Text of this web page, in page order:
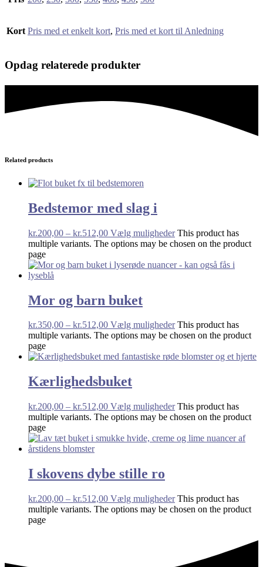
Kort Pris med et enkelt kort, Pris med et kort til Anledning
Opdag relaterede produkter
Related products
Bedstemor med slag i
kr.200,00 – kr.512,00 Vælg mulighederThis product has
multiple variants. The options may be chosen on the product
page
Mor og barn buket
kr.350,00 – kr.512,00 Vælg mulighederThis product has
multiple variants. The options may be chosen on the product
page
Kærlighedsbuket
kr.200,00 – kr.512,00 Vælg mulighederThis product has
multiple variants. The options may be chosen on the product
page
I skovens dybe stille ro
kr.200,00 – kr.512,00 Vælg mulighederThis product has
multiple variants. The options may be chosen on the product
page